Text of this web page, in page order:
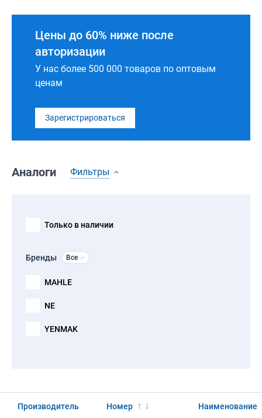
Цены до 60% ниже после
авторизации
У нас более 500 000 товаров по оптовым
ценам
Зарегистрироваться
Аналоги Фильтры
Только в наличии
Бренды Все
MAHLE
NE
YENMAK
Производитель Номер Наименование